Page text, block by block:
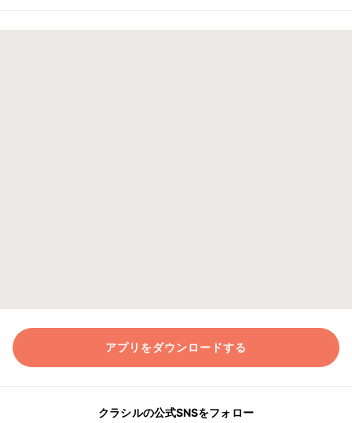
アプリをダウンロードする
クラシルの公式SNSをフォロー